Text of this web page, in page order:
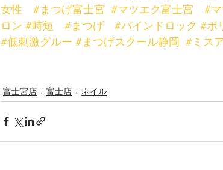
女性
#まつげ富士宮 #マツエク富士宮 #
ロン #時短 #まつげ #バインドロック #ボ
#低刺激グルー #まつげスクール静岡 #ミス
富士宮店 富士店 ネイル